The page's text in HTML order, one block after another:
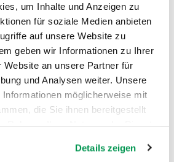
um Inhalte und Anzeigen zu
für soziale Medien anbieten
auf unsere Website zu
geben wir Informationen zu Ihrer
Website an unsere Partner für
und Analysen weiter. Unsere
möglicherweise mit
die Sie ihnen bereitgestellt
Details zeigen
©